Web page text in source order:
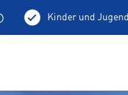
Kinder und